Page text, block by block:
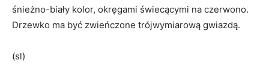
śnieżno-biały kolor, okręgami świecącymi na czerwono.
Drzewko ma być zwieńczone trójwymiarową gwiazdą.
(sl)